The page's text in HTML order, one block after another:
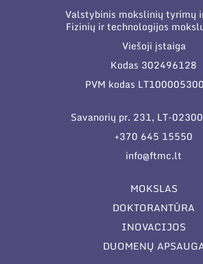
Valstybinis mokslinių tyrimų
Fizinių ir technologijos
Viešoji įstaiga
Kodas 302496128
PVM kodas
Savanorių pr. 231, LT-
+370 645 15550
info@ftmc.lt
MOKSLAS
DOKTORANTŪRA
INOVACIJOS
DUOMENŲ